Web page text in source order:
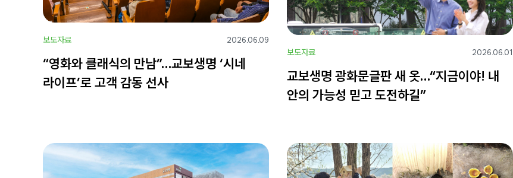
보도자료 2026.06.09
“영화와 클래식의 만남”…교보생명 ‘시네
라이프’로 고객 감동 선사
보도자료 2026.06.01
교보생명 광화문글판 새 옷…“지금이야! 내
안의 가능성 믿고 도전하길”